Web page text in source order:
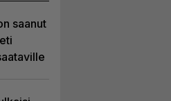
saanut